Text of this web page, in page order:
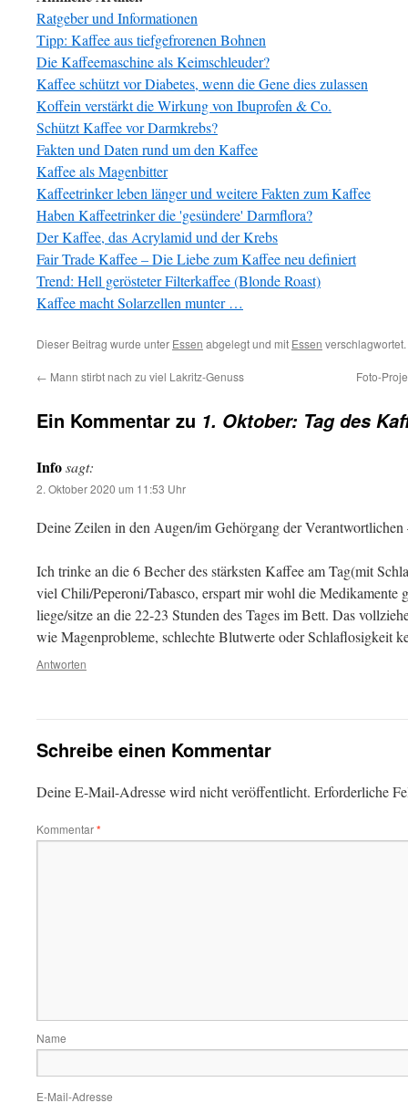
Ratgeber und Informationen
Tipp: Kaffee aus tiefgefrorenen Bohnen
Die Kaffeemaschine als Keimschleuder?
Kaffee schützt vor Diabetes, wenn die Gene dies zulassen
Koffein verstärkt die Wirkung von Ibuprofen & Co.
Schützt Kaffee vor Darmkrebs?
Fakten und Daten rund um den Kaffee
Kaffee als Magenbitter
Kaffeetrinker leben länger und weitere Fakten zum Kaffee
Haben Kaffeetrinker die 'gesündere' Darmflora?
Der Kaffee, das Acrylamid und der Krebs
Fair Trade Kaffee – Die Liebe zum Kaffee neu definiert
Trend: Hell gerösteter Filterkaffee (Blonde Roast)
Kaffee macht Solarzellen munter …
Dieser Beitrag wurde unter Essen abgelegt und mit Essen
← Mann stirbt nach zu viel Lakritz-Genuss Foto-
Ein Kommentar zu 1. Oktober: Tag des
Infosagt:
2. Oktober 2020 um 11:53 Uhr
Deine Zeilen in den Augen/im Gehörgang der Verantwortlichen
Ich trinke an die 6 Becher des stärksten Kaffee am Tag(mit
viel Chili/Peperoni/Tabasco, erspart mir wohl die Medikamente
liege/sitze an die 22-23 Stunden des Tages im Bett. Das
wie Magenprobleme, schlechte Blutwerte oder Schlaflosigkeit
Antworten
Schreibe einen Kommentar
Deine E-Mail-Adresse wird nicht veröffentlicht. Erforderliche
Kommentar*
Name
E-Mail-Adresse